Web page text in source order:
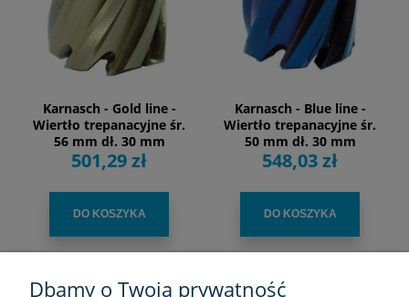
Karnasch - Gold line -
Wiertło trepanacyjne śr.
56 mm dł. 30 mm
501,29 zł
DO KOSZYKA
Karnasch - Blue line -
Wiertło trepanacyjne śr.
50 mm dł. 30 mm
548,03 zł
DO KOSZYKA
Dbamy o Twoją prywatność